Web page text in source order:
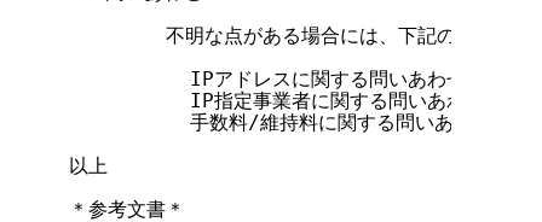
不明な点がある場合には、下記の電子メイ
IPアドレスに関する問い
IP指定事業者に関する問い
手数料/維持料に関する問い
以上
＊参考文書＊